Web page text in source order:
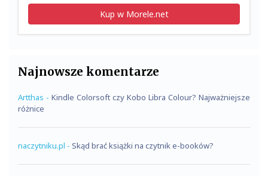
Kup w Morele.net
Najnowsze komentarze
Artthas - Kindle Colorsoft czy Kobo Libra Colour? Najważniejsze
różnice
naczytniku.pl - Skąd brać książki na czytnik e-booków?